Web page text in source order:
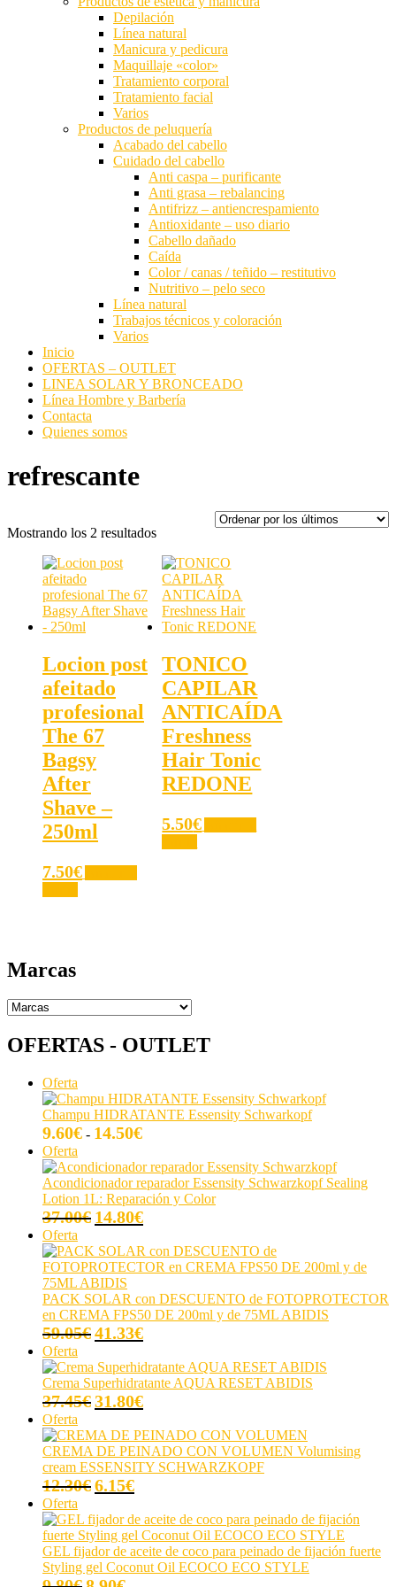
Depilación
Línea natural
Manicura y pedicura
Maquillaje «color»
Tratamiento corporal
Tratamiento facial
Varios
Productos de peluquería
Acabado del cabello
Cuidado del cabello
Anti caspa – purificante
Anti grasa – rebalancing
Antifrizz – antiencrespamiento
Antioxidante – uso diario
Cabello dañado
Caída
Color / canas / teñido – restitutivo
Nutritivo – pelo seco
Línea natural
Trabajos técnicos y coloración
Varios
Inicio
OFERTAS – OUTLET
LINEA SOLAR Y BRONCEADO
Línea Hombre y Barbería
Contacta
Quienes somos
refrescante
Mostrando los 2 resultadosOrdenado
los
últimos
Locion post
afeitado
profesional
The 67
Bagsy
After
Shave –
250ml
7.50€
TONICO
CAPILAR
ANTICAÍDA
Freshness
Hair Tonic
REDONE
5.50€
Marcas
OFERTAS - OUTLET
Oferta
en
oferta
Champu HIDRATANTE Essensity Schwarkopf
9.60€ - 14.50€Rango
precios:
desde
9.60€
hasta
14.50€
Oferta
en
oferta
Acondicionador reparador Essensity Schwarzkopf Sealing
Lotion 1L: Reparación y Color
37.00€ El
precio
original
era:
37.00€.
14.80€El
precio
actual
es:
14.80€.
Oferta
en
oferta
PACK SOLAR con DESCUENTO de FOTOPROTECTOR
en CREMA FPS50 DE 200ml y de 75ML ABIDIS
59.05€ El
precio
original
era:
59.05€.
41.33€El
precio
actual
es:
41.33€.
Oferta
en
oferta
Crema Superhidratante AQUA RESET ABIDIS
37.45€ El
precio
original
era:
37.45€.
31.80€El
precio
actual
es:
31.80€.
Oferta
en
oferta
CREMA DE PEINADO CON VOLUMEN Volumising
cream ESSENSITY SCHWARZKOPF
12.30€ El
precio
original
era:
12.30€.
6.15€El
precio
actual
es:
6.15€.
Oferta
en
oferta
GEL fijador de aceite de coco para peinado de fijación fuerte
Styling gel Coconut Oil ECOCO ECO STYLE
El El
personalizados.